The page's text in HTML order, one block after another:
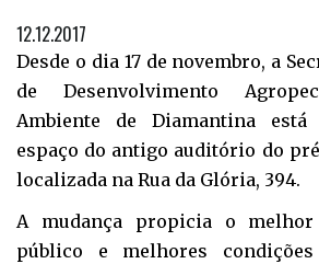
12.12.2017
Desde o dia 17 de novembro, a
de Desenvolvimento
Ambiente de Diamantina
espaço do antigo auditório do
localizada na Rua da Glória, 394.
A mudança propicia o melhor
público e melhores